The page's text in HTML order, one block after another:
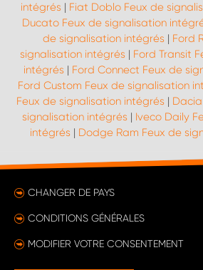
intégrés | Fiat Doblo Feux de
Ducato Feux de signalisation
de signalisation intégrés | Ford
signalisation intégrés | Ford Transit
intégrés | Ford Connect Feux de
Ford Custom Feux de signalisation
Feux de signalisation intégrés |
signalisation intégrés | Iveco Daily
intégrés | Dodge Ram Feux de
CHANGER DE PAYS
CONDITIONS GÉNÉRALES
MODIFIER VOTRE CONSENTEMENT